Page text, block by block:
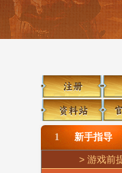
1 新手指导
> 游戏前